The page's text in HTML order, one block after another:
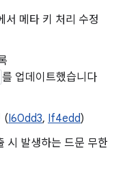
서 메타 키 처리 수정
를 업데이트했습니다
(I60dd3, If4edd)
시 발생하는 드문 무한